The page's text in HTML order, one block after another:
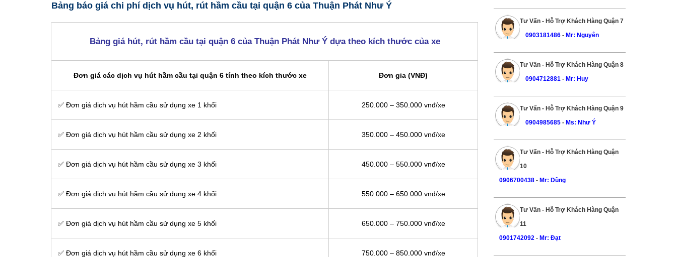
Bảng báo giá chi phí dịch vụ hút, rút hầm cầu tại quận 6 của Thuận Phát Như Ý
Bảng giá hút, rút hầm cầu tại quận 6 của Thuận Phát Như Ý dựa theo kích thước của xe
Đơn giá các dịch vụ hút hầm cầu tại quận 6 tính theo kích thước xe Đơn gia (VNĐ)
✅ Đơn giá dịch vụ hút hầm cầu sử dụng xe 1 khối 250.000 – 350.000 vnđ/xe
✅ Đơn giá dịch vụ hút hầm cầu sử dụng xe 2 khối 350.000 – 450.000 vnđ/xe
✅ Đơn giá dịch vụ hút hầm cầu sử dụng xe 3 khối 450.000 – 550.000 vnđ/xe
✅ Đơn giá dịch vụ hút hầm cầu sử dụng xe 4 khối 550.000 – 650.000 vnđ/xe
✅ Đơn giá dịch vụ hút hầm cầu sử dụng xe 5 khối 650.000 – 750.000 vnđ/xe
✅ Đơn giá dịch vụ hút hầm cầu sử dụng xe 6 khối 750.000 – 850.000 vnđ/xe
Tư Vấn - Hỗ Trợ Khách Hàng Quận 7
0903181486 - Mr: Nguyên
Tư Vấn - Hỗ Trợ Khách Hàng Quận 8
0904712881 - Mr: Huy
Tư Vấn - Hỗ Trợ Khách Hàng Quận 9
0904985685 - Ms: Như Ý
Tư Vấn - Hỗ Trợ Khách Hàng Quận
10
0906700438- Mr: Dũng
Tư Vấn - Hỗ Trợ Khách Hàng Quận
11
0901742092 - Mr: Đạt